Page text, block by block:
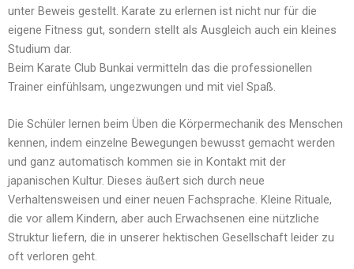
unter Beweis gestellt. Karate zu erlernen ist nicht nur für die
eigene Fitness gut, sondern stellt als Ausgleich auch ein kleines
Studium dar.
Beim Karate Club Bunkai vermitteln das die professionellen
Trainer einfühlsam, ungezwungen und mit viel Spaß.
Die Schüler lernen beim Üben die Körpermechanik des Menschen
kennen, indem einzelne Bewegungen bewusst gemacht werden
und ganz automatisch kommen sie in Kontakt mit der
japanischen Kultur. Dieses äußert sich durch neue
Verhaltensweisen und einer neuen Fachsprache. Kleine Rituale,
die vor allem Kindern, aber auch Erwachsenen eine nützliche
Struktur liefern, die in unserer hektischen Gesellschaft leider zu
oft verloren geht.